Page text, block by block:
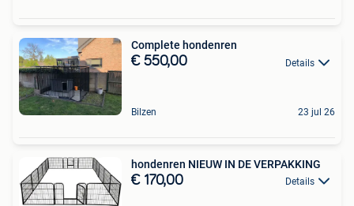
Complete hondenren
€ 550,00 Details
Bilzen 23 jul 26
hondenren NIEUW IN DE VERPAKKING
€ 170,00 Details